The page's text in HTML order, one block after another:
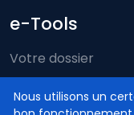
Nous utilisons un
e-Tools
Votre dossier
Just-on-web